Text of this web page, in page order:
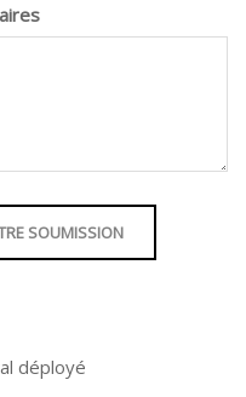
SOUMISSION
déployé